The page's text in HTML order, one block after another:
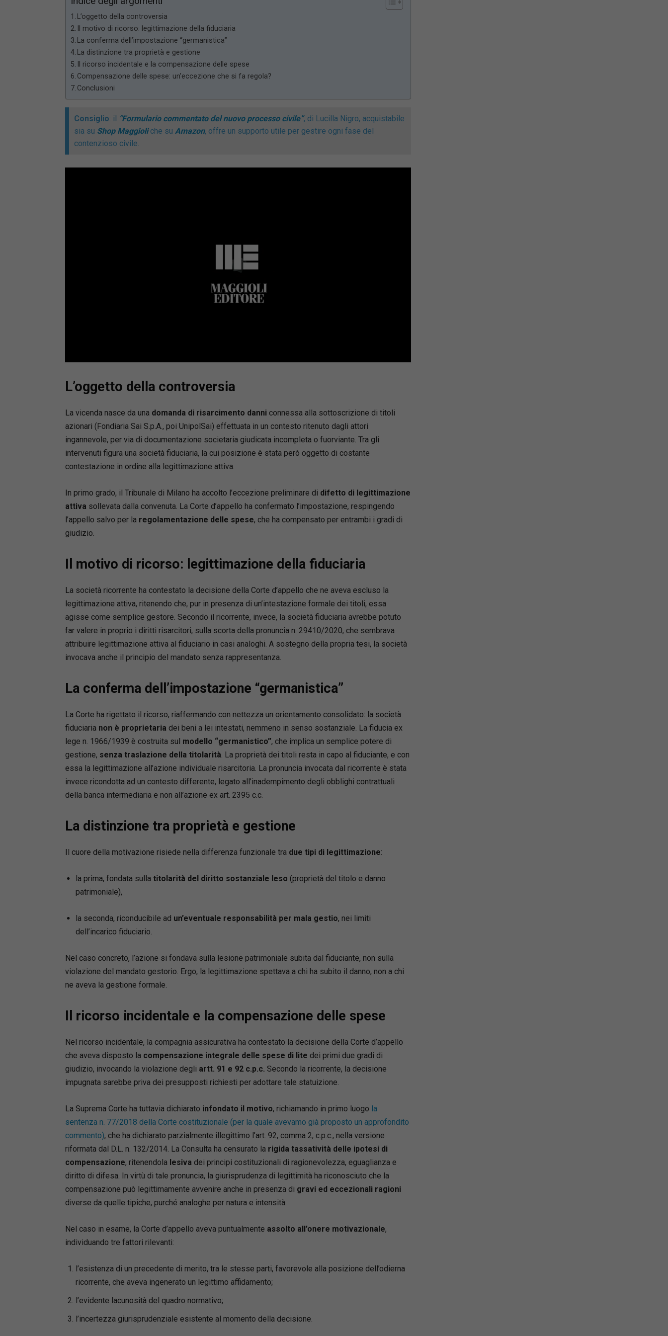
L’oggetto della controversia
Il motivo di ricorso: legittimazione della fiduciaria
La conferma dell’impostazione “germanistica”
La distinzione tra proprietà e gestione
Il ricorso incidentale e la compensazione delle spese
Compensazione delle spese: un’eccezione che si fa regola?
Conclusioni
Consiglio: il “Formulario commentato del nuovo processo civile”, di Lucilla Nigro, acquistabile
sia su Shop Maggioliche su Amazon, offre un supporto utile per gestire ogni fase del
contenzioso civile.
L’oggetto della controversia
La vicenda nasce da una domanda di risarcimento danni connessa alla sottoscrizione di titoli
azionari (Fondiaria Sai S.p.A., poi UnipolSai) effettuata in un contesto ritenuto dagli attori
ingannevole, per via di documentazione societaria giudicata incompleta o fuorviante. Tra gli
intervenuti figura una società fiduciaria, la cui posizione è stata però oggetto di costante
contestazione in ordine alla legittimazione attiva.
In primo grado, il Tribunale di Milano ha accolto l’eccezione preliminare di difetto di legittimazione
attiva sollevata dalla convenuta. La Corte d’appello ha confermato l’impostazione, respingendo
l’appello salvo per la regolamentazione delle spese, che ha compensato per entrambi i gradi di
giudizio.
Il motivo di ricorso: legittimazione della fiduciaria
La società ricorrente ha contestato la decisione della Corte d’appello che ne aveva escluso la
legittimazione attiva, ritenendo che, pur in presenza di un’intestazione formale dei titoli, essa
agisse come semplice gestore. Secondo il ricorrente, invece, la società fiduciaria avrebbe potuto
far valere in proprio i diritti risarcitori, sulla scorta della pronuncia n. 29410/2020, che sembrava
attribuire legittimazione attiva al fiduciario in casi analoghi. A sostegno della propria tesi, la società
invocava anche il principio del mandato senza rappresentanza.
La conferma dell’impostazione “germanistica”
La Corte ha rigettato il ricorso, riaffermando con nettezza un orientamento consolidato: la società
fiduciaria non è proprietaria dei beni a lei intestati, nemmeno in senso sostanziale. La fiducia ex
lege n. 1966/1939 è costruita sul modello “germanistico”, che implica un semplice potere di
gestione, senza traslazione della titolarità . La proprietà dei titoli resta in capo al fiduciante, e con
essa la legittimazione all’azione individuale risarcitoria. La pronuncia invocata dal ricorrente è stata
invece ricondotta ad un contesto differente, legato all’inadempimento degli obblighi contrattuali
della banca intermediaria e non all’azione ex art. 2395 c.c.
La distinzione tra proprietà e gestione
Il cuore della motivazione risiede nella differenza funzionale tra due tipi di legittimazione:
la prima, fondata sulla titolarità del diritto sostanziale leso (proprietà del titolo e danno
patrimoniale),
la seconda, riconducibile ad un’eventuale responsabilità per mala gestio, nei limiti
dell’incarico fiduciario.
Nel caso concreto, l’azione si fondava sulla lesione patrimoniale subita dal fiduciante, non sulla
violazione del mandato gestorio. Ergo, la legittimazione spettava a chi ha subito il danno, non a chi
ne aveva la gestione formale.
Il ricorso incidentale e la compensazione delle spese
Nel ricorso incidentale, la compagnia assicurativa ha contestato la decisione della Corte d’appello
che aveva disposto la compensazione integrale delle spese di lite dei primi due gradi di
giudizio, invocando la violazione degli artt. 91 e 92 c.p.c. Secondo la ricorrente, la decisione
impugnata sarebbe priva dei presupposti richiesti per adottare tale statuizione.
La Suprema Corte ha tuttavia dichiarato infondato il motivo, richiamando in primo luogo la
sentenza n. 77/2018 della Corte costituzionale (per la quale avevamo già proposto un approfondito
commento), che ha dichiarato parzialmente illegittimo l’art. 92, comma 2, c.p.c., nella versione
riformata dal D.L. n. 132/2014. La Consulta ha censurato la rigida tassatività delle ipotesi di
compensazione, ritenendola lesiva dei principi costituzionali di ragionevolezza, eguaglianza e
diritto di difesa. In virtù di tale pronuncia, la giurisprudenza di legittimità ha riconosciuto che la
compensazione può legittimamente avvenire anche in presenza di gravi ed eccezionali ragioni
diverse da quelle tipiche, purché analoghe per natura e intensità.
Nel caso in esame, la Corte d’appello aveva puntualmente assolto all’onere motivazionale,
individuando tre fattori rilevanti:
l’esistenza di un precedente di merito, tra le stesse parti, favorevole alla posizione dell’odierna
ricorrente, che aveva ingenerato un legittimo affidamento;
l’evidente lacunosità del quadro normativo;
l’incertezza giurisprudenziale esistente al momento della decisione.